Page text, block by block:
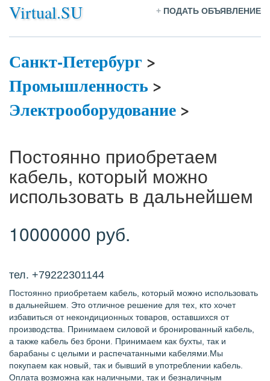
Virtual.SU + ПОДАТЬ ОБЪЯВЛЕНИЕ
Санкт-Петербург >
Промышленность >
Электрооборудование>
Постоянно приобретаем
кабель, который можно
использовать в дальнейшем
10000000 руб.
тел. +79222301144
Постоянно приобретаем кабель, который можно использовать
в дальнейшем. Это отличное решение для тех, кто хочет
избавиться от некондиционных товаров, оставшихся от
производства. Принимаем силовой и бронированный кабель,
а также кабель без брони. Принимаем как бухты, так и
барабаны с целыми и распечатанными кабелями.Мы
покупаем как новый, так и бывший в употреблении кабель.
Оплата возможна как наличными, так и безналичным